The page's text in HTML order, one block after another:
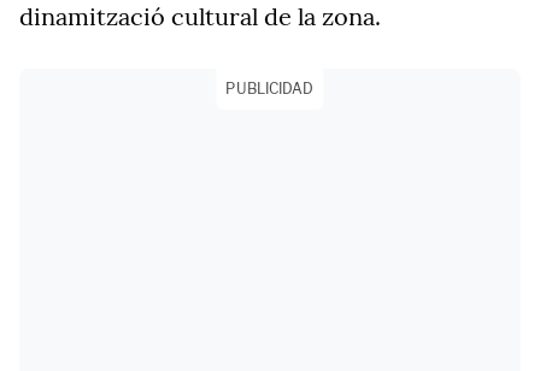
dinamització cultural de la zona.
PUBLICIDAD